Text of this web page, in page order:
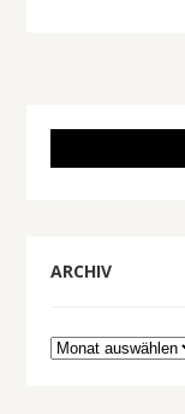
ARCHIV
Archiv